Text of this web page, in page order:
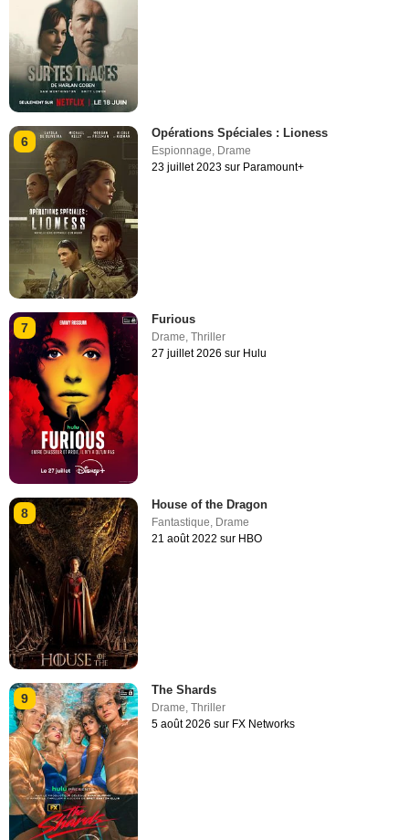
6
Opérations Spéciales : Lioness
Espionnage, Drame
23 juillet 2023 sur Paramount+
7
Furious
Drame ,Thriller
27 juillet 2026 sur Hulu
8
House of the Dragon
Fantastique, Drame
21 août 2022 sur HBO
9
The Shards
Drame,Thriller
5 août 2026 sur FX Networks